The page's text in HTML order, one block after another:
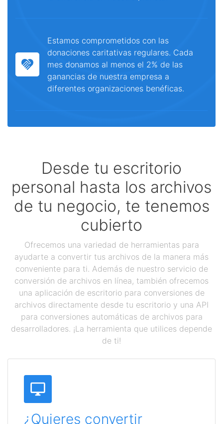
Estamos comprometidos con las
donaciones caritativas regulares. Cada
mes donamos al menos el 2% de las
ganancias de nuestra empresa a
diferentes organizaciones benéficas.
Desde tu escritorio
personal hasta los archivos
de tu negocio, te tenemos
cubierto
Ofrecemos una variedad de herramientas para
ayudarte a convertir tus archivos de la manera más
conveniente para ti. Además de nuestro servicio de
conversión de archivos en línea, también ofrecemos
una aplicación de escritorio para conversiones de
archivos directamente desde tu escritorio y una API
para conversiones automáticas de archivos para
desarrolladores. ¡La herramienta que utilices depende
de ti!
¿Quieres convertir